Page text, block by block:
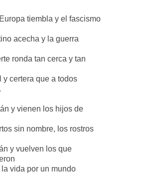
tiembla y el fascismo
acecha y la guerra
ronda tan cerca y tan
y certera que a todos
y vienen los hijos de
sin nombre, los rostros
y vuelven los que
vida por un mundo